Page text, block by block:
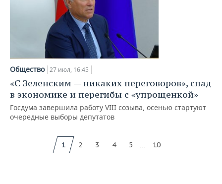
Общество 27 июл, 16:45
«С Зеленским — никаких переговоров», спад
в экономике и перегибы с «упрощенкой»
Госдума завершила работу VIII созыва, осенью стартуют
очередные выборы депутатов
1 2 3 4 5 ... 10